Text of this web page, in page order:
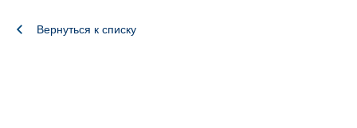
Вернуться к списку